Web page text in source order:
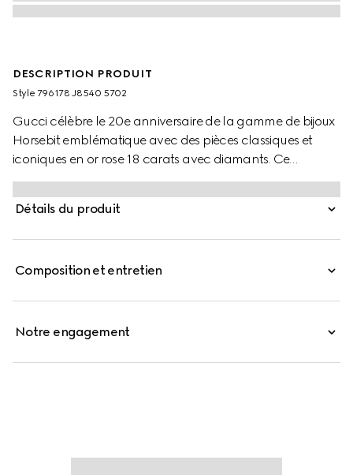
DESCRIPTION PRODUIT
Style ‎796178 J8540 5702
Gucci célèbre le 20e anniversaire de la gamme de bijoux
Horsebit emblématique avec des pièces classiques et
iconiques en or rose 18 carats avec diamants. Ce
bracelet à détail Mors est orné de quatre diamants
blancs étincelants.
Détails du produit
Composition et entretien
Notre engagement